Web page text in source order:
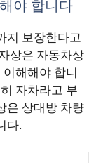
야 합니다
지 보장한다고
상은 자동차상
해해야 합니
자차라고 부
은 상대방 차량
다.